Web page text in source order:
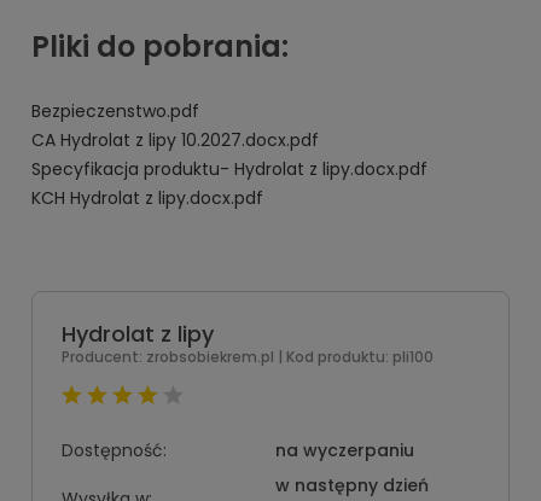
Pliki do pobrania:
Bezpieczenstwo.pdf
CA Hydrolat z lipy 10.2027.docx.pdf
Specyfikacja produktu- Hydrolat z lipy.docx.pdf
KCH Hydrolat z lipy.docx.pdf
Hydrolat z lipy
Producent: zrobsobiekrem.pl | Kod produktu: pli100
Dostępność:
na wyczerpaniu
w następny dzień